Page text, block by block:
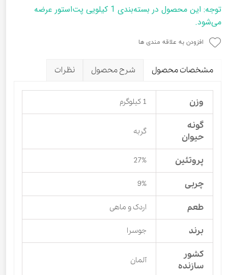
توجه: این محصول در بسته‌بندی‌ 1 کیلویی پت‌استور عرضه
می‌شود.
افزودن به علاقه مندی ها
مشخصات محصول شرح محصول نظرات
وزن 1 کیلوگرم
گونه
حیوان
گربه
پروتئین 27%
چربی 9%
طعم اردک و ماهی
برند جوسرا
کشور
سازنده
آلمان